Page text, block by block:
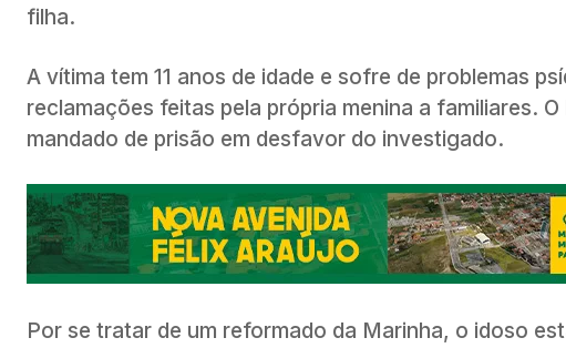
filha.
A vítima tem 11 anos de idade e sofre de problemas
reclamações feitas pela própria menina a familiares.
mandado de prisão em desfavor do investigado.
Por se tratar de um reformado da Marinha, o idoso